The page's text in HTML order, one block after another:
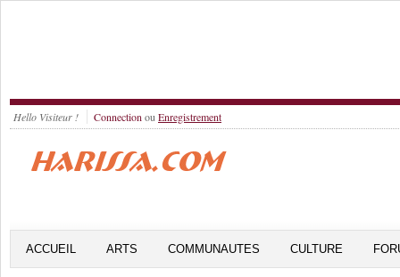
Hello Visiteur ! Connection ou Enregistrement
ACCUEIL ARTS COMMUNAUTES CULTURE